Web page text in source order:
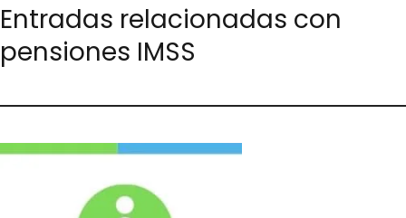
Entradas relacionadas con
pensiones IMSS